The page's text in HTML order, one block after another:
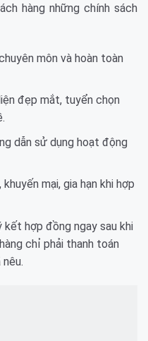
hàng những chính sách
môn và hoàn toàn
đẹp mắt, tuyển chọn
dẫn sử dụng hoạt động
mại, gia hạn khi hợp
kết hợp đồng ngay sau khi
chỉ phải thanh toán